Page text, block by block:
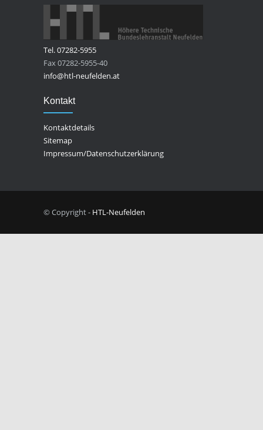
Tel. 07282-5955
Fax 07282-5955-40
info@htl-neufelden.at
Kontakt
Kontaktdetails
Sitemap
Impressum/Datenschutzerklärung
© Copyright - HTL-Neufelden